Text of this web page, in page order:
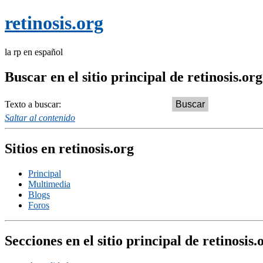
retinosis.org
la rp en español
Buscar en el sitio principal de retinosis.org
Texto a buscar:
Saltar al contenido
Sitios en retinosis.org
Principal
Multimedia
Blogs
Foros
Secciones en el sitio principal de